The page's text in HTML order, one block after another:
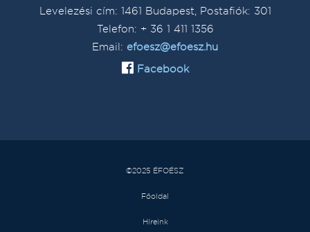
Levelezési cím: 1461 Budapest, Postafiók: 301
Telefon: + 36 1 411 1356
Email: efoesz@efoesz.hu
Facebook
©2025 ÉFOÉSZ
Főoldal
Híreink